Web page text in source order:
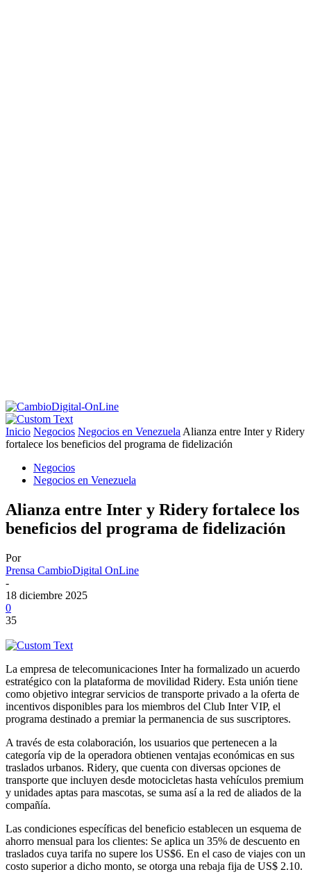
Inicio Negocios Negocios en Venezuela Alianza entre Inter y Ridery
fortalece los beneficios del programa de fidelización
Negocios
Negocios en Venezuela
Alianza entre Inter y Ridery fortalece los
beneficios del programa de fidelización
Por
Prensa CambioDigital OnLine
-
18 diciembre 2025
0
35
La empresa de telecomunicaciones Inter ha formalizado un acuerdo
estratégico con la plataforma de movilidad Ridery. Esta unión tiene
como objetivo integrar servicios de transporte privado a la oferta de
incentivos disponibles para los miembros del Club Inter VIP, el
programa destinado a premiar la permanencia de sus suscriptores.
A través de esta colaboración, los usuarios que pertenecen a la
categoría vip de la operadora obtienen ventajas económicas en sus
traslados urbanos. Ridery, que cuenta con diversas opciones de
transporte que incluyen desde motocicletas hasta vehículos premium
y unidades aptas para mascotas, se suma así a la red de aliados de la
compañía.
Las condiciones específicas del beneficio establecen un esquema de
ahorro mensual para los clientes: Se aplica un 35% de descuento en
traslados cuya tarifa no supere los US$6. En el caso de viajes con un
costo superior a dicho monto, se otorga una rebaja fija de US$ 2.10.